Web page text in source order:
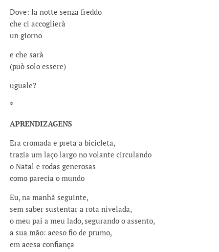
Dove: la notte senza freddo
che ci accoglierà
un giorno
e che sarà
(può solo essere)
uguale?
*
APRENDIZAGENS
Era cromada e preta a bicicleta,
trazia um laço largo no volante circulando
o Natal e rodas generosas
como parecia o mundo
Eu, na manhã seguinte,
sem saber sustentar a rota nivelada,
o meu pai a meu lado, segurando o assento,
a sua mão: aceso fio de prumo,
em acesa confiança